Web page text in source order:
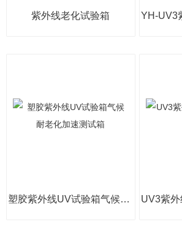
紫外线老化试验箱
塑胶紫外线UV试验箱气候耐老化加速测试箱